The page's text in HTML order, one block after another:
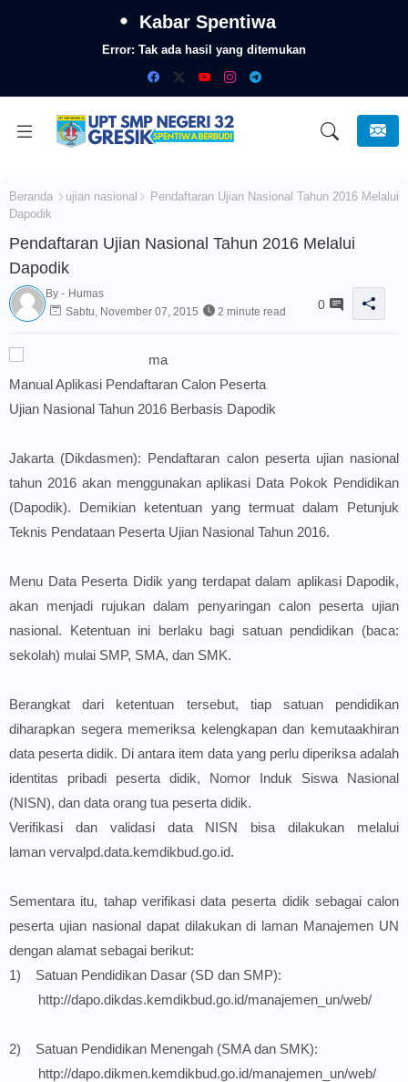
Kabar Spentiwa
Error: Tak ada hasil yang ditemukan
Beranda ujian nasional
Pendaftaran Ujian Nasional Tahun 2016 Melalui
Dapodik
Pendaftaran Ujian Nasional Tahun 2016 Melalui
Dapodik
By - Humas
Sabtu, November 07, 2015
2 minute read 0
Manual Aplikasi Pendaftaran Calon Peserta
Ujian Nasional Tahun 2016 Berbasis Dapodik
Jakarta (Dikdasmen): Pendaftaran calon peserta ujian nasional
tahun 2016 akan menggunakan aplikasi Data Pokok Pendidikan
(Dapodik). Demikian ketentuan yang termuat dalam Petunjuk
Teknis Pendataan Peserta Ujian Nasional Tahun 2016.
Menu Data Peserta Didik yang terdapat dalam aplikasi Dapodik,
akan menjadi rujukan dalam penyaringan calon peserta ujian
nasional. Ketentuan ini berlaku bagi satuan pendidikan (baca:
sekolah) mulai SMP, SMA, dan SMK.
Berangkat dari ketentuan tersebut, tiap satuan pendidikan
diharapkan segera memeriksa kelengkapan dan kemutaakhiran
data peserta didik. Di antara item data yang perlu diperiksa adalah
identitas pribadi peserta didik, Nomor Induk Siswa Nasional
(NISN), dan data orang tua peserta didik.
Verifikasi dan validasi data NISN bisa dilakukan melalui
laman vervalpd.data.kemdikbud.go.id.
Sementara itu, tahap verifikasi data peserta didik sebagai calon
peserta ujian nasional dapat dilakukan di laman Manajemen UN
dengan alamat sebagai berikut:
1) Satuan Pendidikan Dasar (SD dan SMP):
http://dapo.dikdas.kemdikbud.go.id/manajemen_un/web/
2) Satuan Pendidikan Menengah (SMA dan SMK):
http://dapo.dikmen.kemdikbud.go.id/manajemen_un/web/